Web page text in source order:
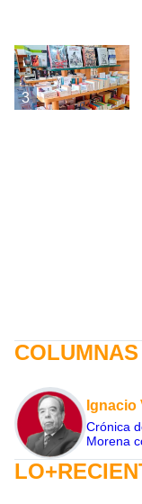
3
COLUMNAS
Ignacio
Crónica
Morena